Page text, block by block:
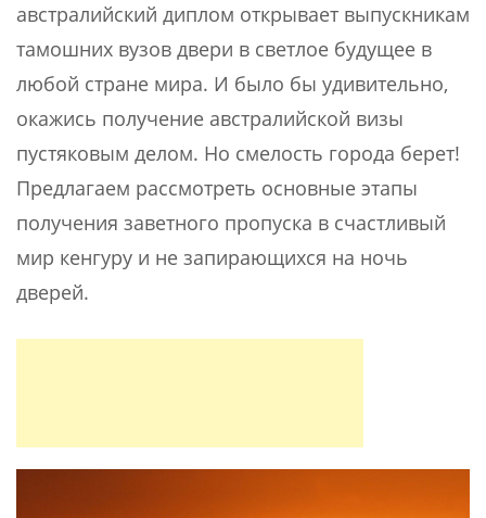
австралийский диплом открывает выпускникам
тамошних вузов двери в светлое будущее в
любой стране мира. И было бы удивительно,
окажись получение австралийской визы
пустяковым делом. Но смелость города берет!
Предлагаем рассмотреть основные этапы
получения заветного пропуска в счастливый
мир кенгуру и не запирающихся на ночь
дверей.